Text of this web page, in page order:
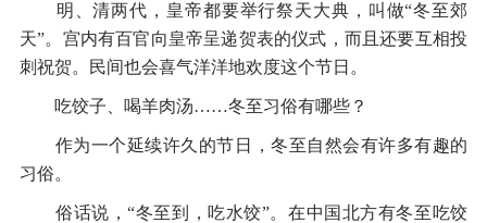
明、清两代，皇帝都要举行祭天大典，叫做“冬至郊
天”。宫内有百官向皇帝呈递贺表的仪式，而且还要互相投
刺祝贺。民间也会喜气洋洋地欢度这个节日。
吃饺子、喝羊肉汤……冬至习俗有哪些？
作为一个延续许久的节日，冬至自然会有许多有趣的
习俗。
俗话说，“冬至到，吃水饺”。在中国北方有冬至吃饺